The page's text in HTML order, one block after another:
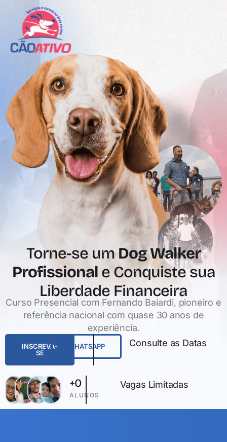
Torne-se umDog Walker
Profissional e Conquiste sua
Liberdade Financeira
Curso Presencial com Fernando Baiardi, pioneiro e
referência nacional com quase 30 anos de
experiência.
INSCREVA-
SE
WHATSAPP Consulte as Datas
ALUNOS
+0 Vagas Limitadas